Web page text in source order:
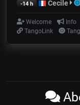
-14 h Cecile
Welcome Info
TangoLink